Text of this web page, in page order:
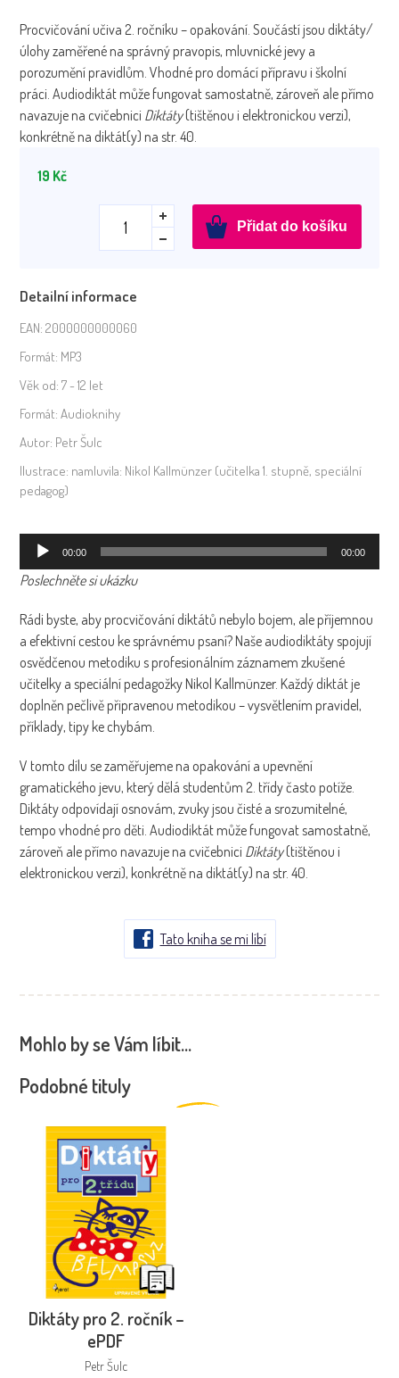
Procvičování učiva 2. ročníku – opakování. Součástí jsou diktáty/
úlohy zaměřené na správný pravopis, mluvnické jevy a
porozumění pravidlům. Vhodné pro domácí přípravu i školní
práci. Audiodiktát může fungovat samostatně, zároveň ale přímo
navazuje na cvičebnici Diktáty(tištěnou i elektronickou verzi),
konkrétně na diktát(y) na str. 40.
19 Kč
AudioDiktáty
množství
Přidat do košíku
Detailní informace
EAN: 2000000000060
Formát: MP3
Věk od: 7 - 12 let
Formát: Audioknihy
Autor: Petr Šulc
Ilustrace: namluvila: Nikol Kallmünzer (učitelka 1. stupně, speciální
pedagog)
Audio
00:00 00:00
Poslechněte si ukázku
Rádi byste, aby procvičování diktátů nebylo bojem, ale příjemnou
a efektivní cestou ke správnému psaní? Naše audiodiktáty spojují
osvědčenou metodiku s profesionálním záznamem zkušené
učitelky a speciální pedagožky Nikol Kallmünzer. Každý diktát je
doplněn pečlivě připravenou metodikou – vysvětlením pravidel,
příklady, tipy ke chybám.
V tomto dílu se zaměřujeme na opakování a upevnění
gramatického jevu, který dělá studentům 2. třídy často potíže.
Diktáty odpovídají osnovám, zvuky jsou čisté a srozumitelné,
tempo vhodné pro děti. Audiodiktát může fungovat samostatně,
zároveň ale přímo navazuje na cvičebnici Diktáty(tištěnou i
elektronickou verzi), konkrétně na diktát(y) na str. 40.
Tato kniha se mi líbí
Mohlo by se Vám líbit…
Podobné tituly
Diktáty pro 2. ročník –
ePDF
Petr Šulc